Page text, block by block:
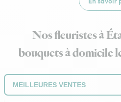
Nos fleuristes à
bouquets à domicile